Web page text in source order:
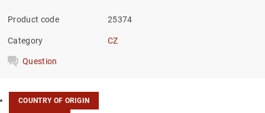
Product code 25374
Category CZ
Question
COUNTRY OF ORIGIN